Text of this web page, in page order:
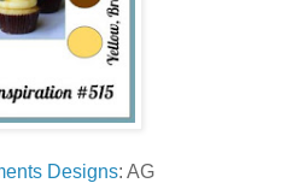
Designs: AG